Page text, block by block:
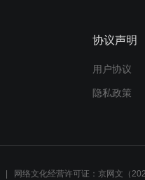
协议声明
用户协议
隐私政策
网络文化经营许可证：京网文（